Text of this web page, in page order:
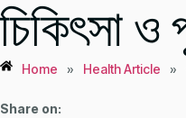
চিকিৎসা ও
Home » Health Article »
Share on: